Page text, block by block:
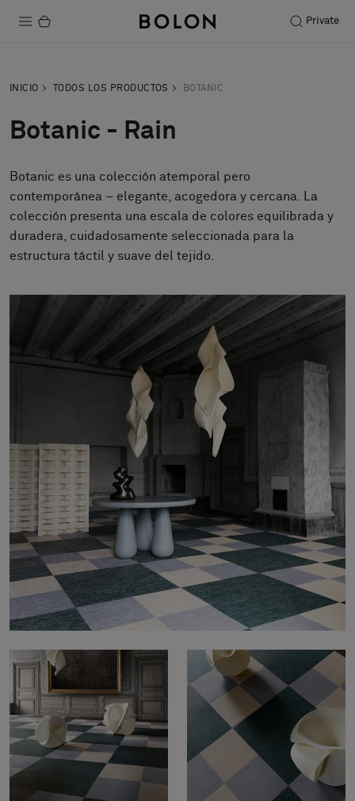
Private
Sostenibilidad
Instalación
Mantenimiento
Sobre nosotros
Image & Material Bank
INICIO TODOS LOS PRODUCTOS BOTANIC
Botanic - Rain
Botanic es una colección atemporal pero
contemporánea – elegante, acogedora y cercana. La
colección presenta una escala de colores equilibrada y
duradera, cuidadosamente seleccionada para la
estructura táctil y suave del tejido.